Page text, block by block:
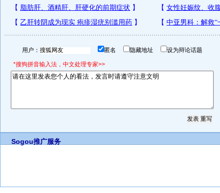
用户： 匿名 隐藏地址 设为辩论话题
*搜狗拼音输入法，中文处理专家>>
Sogou推广服务